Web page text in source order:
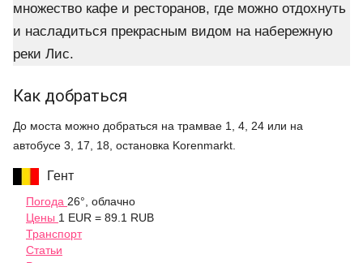
множество кафе и ресторанов, где можно отдохнуть
и насладиться прекрасным видом на набережную
реки Лис.
Как добраться
До моста можно добраться на трамвае 1, 4, 24 или на
автобусе 3, 17, 18, остановка Korenmarkt.
Гент
Погода 26°, облачно
Цены 1 EUR = 89.1 RUB
Транспорт
Статьи